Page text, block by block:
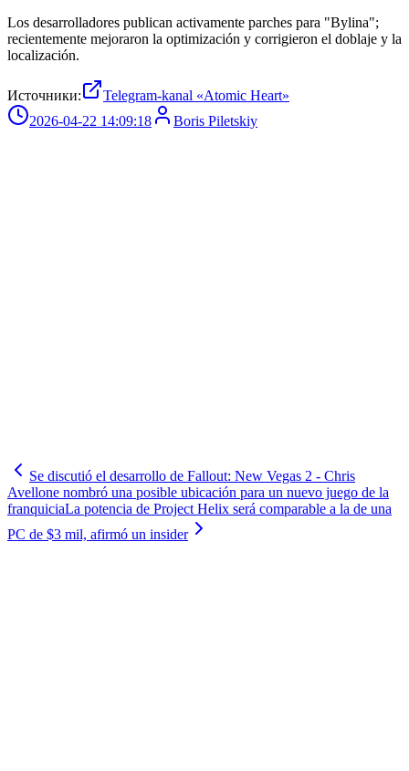
Los desarrolladores publican activamente parches para "Bylina";
recientemente mejoraron la optimización y corrigieron el doblaje y la
localización.
Источники:
Telegram-kanal «Atomic Heart»
2026-04-22 14:09:18
Boris Piletskiy
Se discutió el desarrollo de Fallout: New Vegas 2 - Chris
Avellone nombró una posible ubicación para un nuevo juego de la
franquiciaLa potencia de Project Helix será comparable a la de una
PC de $3 mil, afirmó un insider